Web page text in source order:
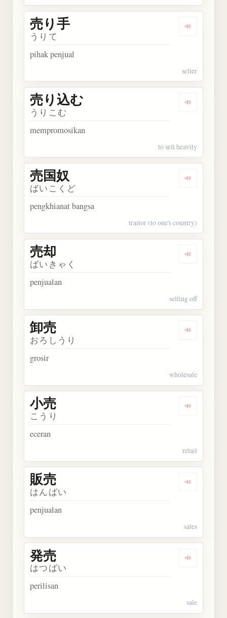
Dengarkan
売り手
うりて
pihak penjual
seller
Dengarkan
売り込む
うりこむ
mempromosikan
to sell heavily
Dengarkan
売国奴
ばいこくど
pengkhianat bangsa
traitor (to one's country)
Dengarkan
売却
ばいきゃく
penjualan
selling off
Dengarkan
卸売
おろしうり
grosir
wholesale
Dengarkan
小売
こうり
eceran
retail
Dengarkan
販売
はんばい
penjualan
sales
Dengarkan
発売
はつばい
perilisan
sale